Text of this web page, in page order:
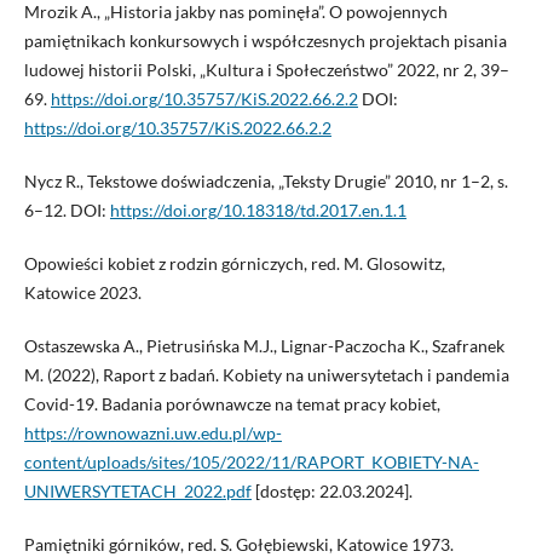
Mrozik A., „Historia jakby nas pominęła”. O powojennych
pamiętnikach konkursowych i współczesnych projektach pisania
ludowej historii Polski, „Kultura i Społeczeństwo” 2022, nr 2, 39–
69. https://doi.org/10.35757/KiS.2022.66.2.2DOI:
https://doi.org/10.35757/KiS.2022.66.2.2
Nycz R., Tekstowe doświadczenia, „Teksty Drugie” 2010, nr 1–2, s.
6–12. DOI: https://doi.org/10.18318/td.2017.en.1.1
Opowieści kobiet z rodzin górniczych, red. M. Glosowitz,
Katowice 2023.
Ostaszewska A., Pietrusińska M.J., Lignar-Paczocha K., Szafranek
M. (2022), Raport z badań. Kobiety na uniwersytetach i pandemia
Covid-19. Badania porównawcze na temat pracy kobiet,
https://rownowazni.uw.edu.pl/wp-
content/uploads/sites/105/2022/11/RAPORT_KOBIETY-NA-
UNIWERSYTETACH_2022.pdf[dostęp: 22.03.2024].
Pamiętniki górników, red. S. Gołębiewski, Katowice 1973.